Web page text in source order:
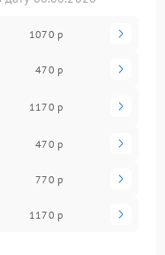
1070 р
470 р
1170 р
470 р
770 р
1170 р